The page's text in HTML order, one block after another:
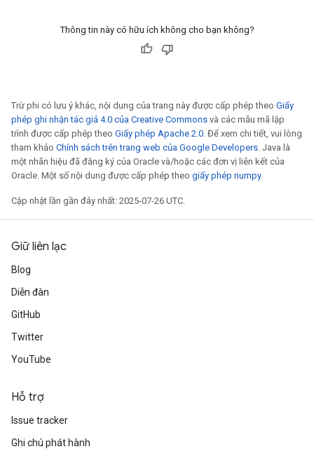
Thông tin này có hữu ích không cho bạn không?
Trừ phi có lưu ý khác, nội dung của trang này được cấp phép theo Giấy
phép ghi nhận tác giả 4.0 của Creative Commons và các mẫu mã lập
trình được cấp phép theo Giấy phép Apache 2.0. Để xem chi tiết, vui lòng
tham khảo Chính sách trên trang web của Google Developers. Java là
một nhãn hiệu đã đăng ký của Oracle và/hoặc các đơn vị liên kết của
Oracle. Một số nội dung được cấp phép theo giấy phép numpy.
Cập nhật lần gần đây nhất: 2025-07-26 UTC.
Giữ liên lạc
Blog
Diễn đàn
GitHub
Twitter
YouTube
Hỗ trợ
Issue tracker
Ghi chú phát hành